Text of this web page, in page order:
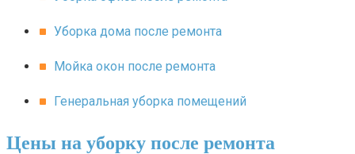
Уборка дома после ремонта
Мойка окон после ремонта
Генеральная уборка помещений
Цены на уборку после ремонта